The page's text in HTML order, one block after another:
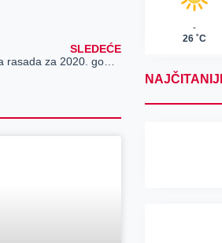
SLEDEĆE